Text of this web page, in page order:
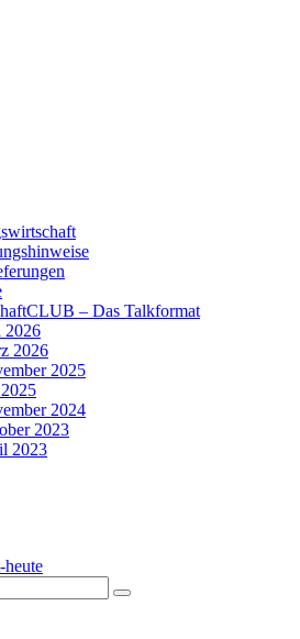
– Das Talkformat
2026
2026
2025
2024
2023
2023